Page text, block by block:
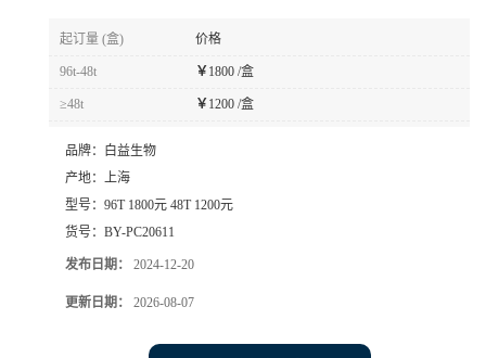
起订量 (盒) 价格
96t-48t ￥ 1800 /盒
≥48t ￥ 1200 /盒
品牌：
白益生物
产地： 上海
型号： 96T 1800元 48T 1200元
货号： BY-PC20611
发布日期： 2024-12-20
更新日期： 2026-08-07